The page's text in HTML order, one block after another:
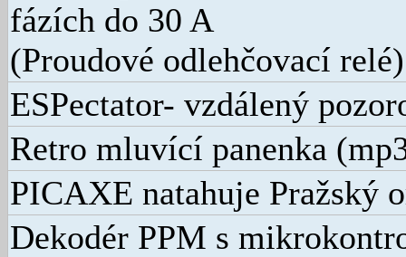
fázích do 30 A
(Proudové odlehčovací relé)
ESPectator- vzdálený
Retro mluvící panenka
PICAXE natahuje Pražský
Dekodér PPM s